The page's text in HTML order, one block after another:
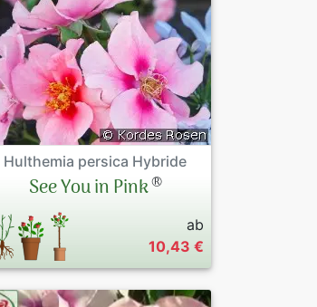
Hulthemia persica Hybride
See You in Pink®
ab
10,43 €